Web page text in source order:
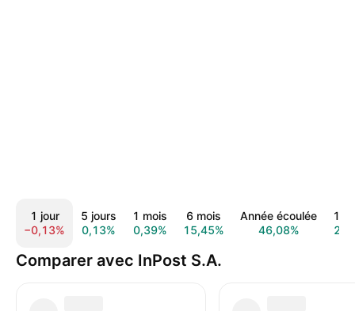
1 jour
−0,13%
5 jours
0,13%
1 mois
0,39%
6 mois
15,45%
Année écoulée
46,08%
1
Comparer avec InPost S.A.